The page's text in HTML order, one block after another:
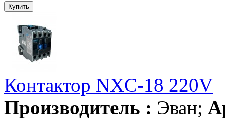
Контактор NXC-18 220V
Производитель : Эван;